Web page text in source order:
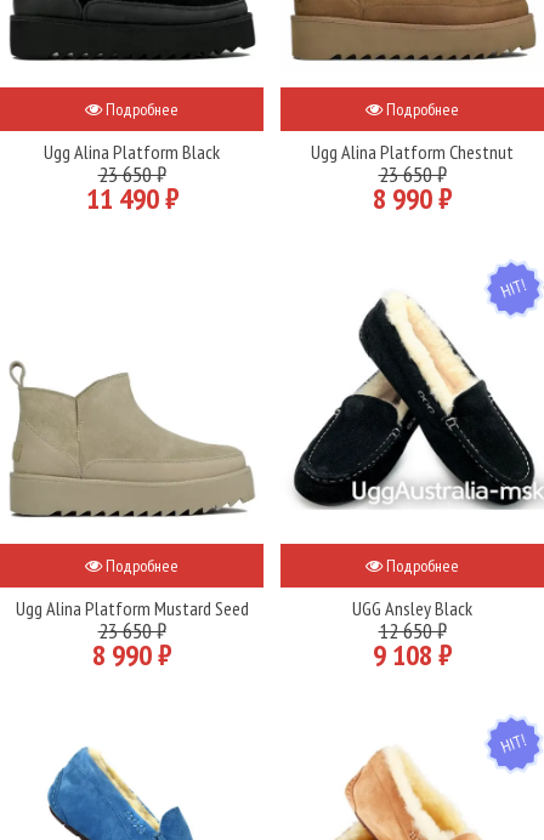
Подробнее
Ugg Alina Platform Black
23 650 ₽
11 490 ₽
Подробнее
Ugg Alina Platform Chestnut
23 650 ₽
8 990 ₽
Подробнее
Ugg Alina Platform Mustard Seed
23 650 ₽
8 990 ₽
HIT
Подробнее
UGG Ansley Black
12 650 ₽
9 108 ₽
HIT